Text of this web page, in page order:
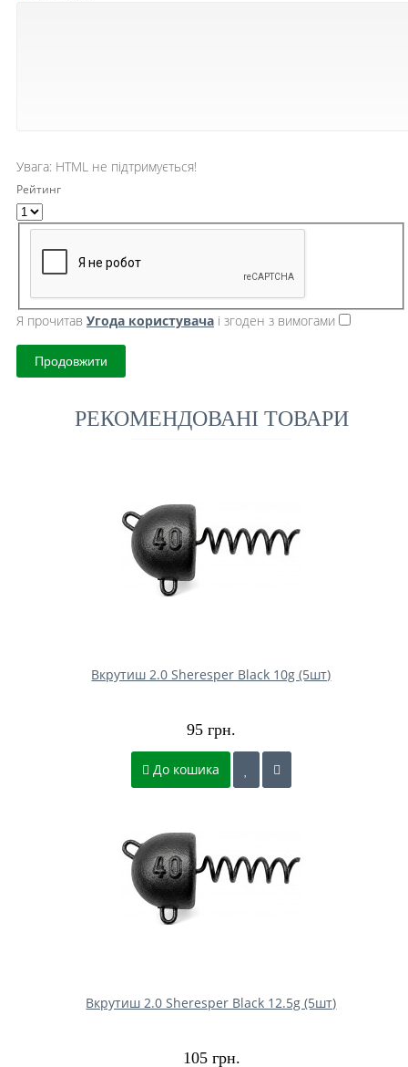
Увага: HTML не підтримується!
Рейтинг
Я прочитав Угода користувача і згоден з вимогами
Продовжити
РЕКОМЕНДОВАНІ ТОВАРИ
Вкрутиш 2.0 Sheresper Black 10g (5шт)
95 грн.
До кошика
Вкрутиш 2.0 Sheresper Black 12.5g (5шт)
105 грн.